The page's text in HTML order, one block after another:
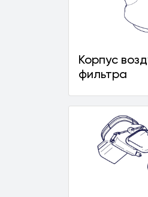
Корпус
фильтра